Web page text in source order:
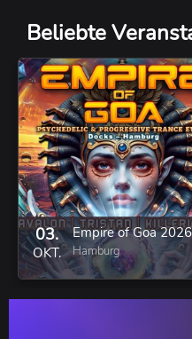
Beliebte
03.
OKT.
Empire of Goa 2026
Hamburg